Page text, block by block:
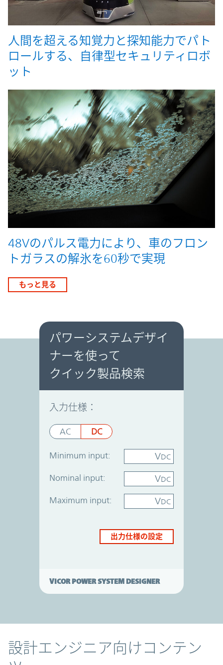
人間を超える知覚力と探知能力でパト
ロールする、自律型セキュリティロボ
ット
48Vのパルス電力により、車のフロン
トガラスの解氷を60秒で実現
もっと見る
パワーシステムデザイナー
パワーシステムデザイ
ナーを使って
クイック製品検索
入力仕様：
AC DC
Minimum input: VDC
Nominal input: VDC
Maximum input: VDC
出力仕様の設定
VICOR POWER SYSTEM DESIGNER
コンテンツ
設計エンジニア向けコンテン